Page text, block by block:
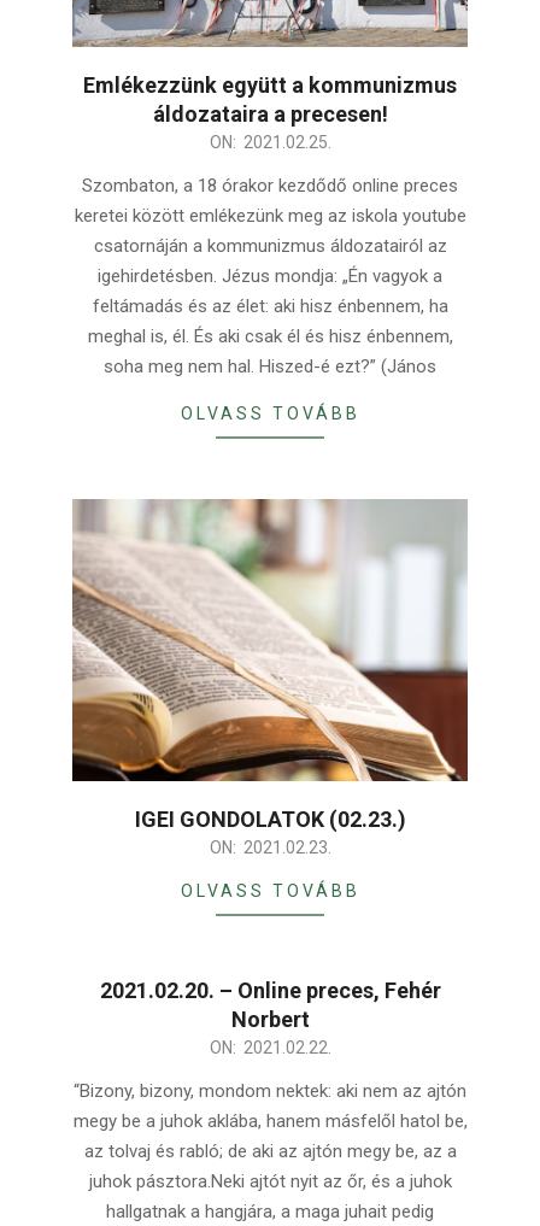
Emlékezzünk együtt a kommunizmus
áldozataira a precesen!
ON: 2021.02.25.
Szombaton, a 18 órakor kezdődő online preces
keretei között emlékezünk meg az iskola youtube
csatornáján a kommunizmus áldozatairól az
igehirdetésben. Jézus mondja: „Én vagyok a
feltámadás és az élet: aki hisz énbennem, ha
meghal is, él. És aki csak él és hisz énbennem,
soha meg nem hal. Hiszed-é ezt?” (János
OLVASS TOVÁBB
IGEI GONDOLATOK (02.23.)
ON: 2021.02.23.
OLVASS TOVÁBB
2021.02.20. – Online preces, Fehér
Norbert
02-
ON: 2021.02.22.
“Bizony, bizony, mondom nektek: aki nem az ajtón
megy be a juhok aklába, hanem másfelől hatol be,
az tolvaj és rabló; de aki az ajtón megy be, az a
juhok pásztora.Neki ajtót nyit az őr, és a juhok
hallgatnak a hangjára, a maga juhait pedig